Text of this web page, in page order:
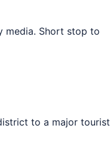
media. Short stop to
to a major tourist